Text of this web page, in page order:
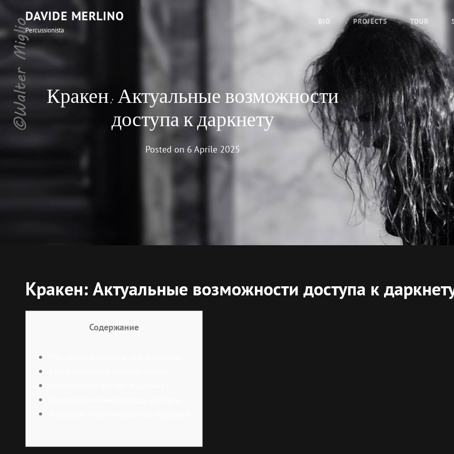
DAVIDE MERLINO
Percussionista
BIO PROJECTS TOUR
Кракен: Актуальные возможности
доступа к даркнету
Posted on 6 Aprile 2025
Кракен: Актуальные возможности доступа к
Содержание